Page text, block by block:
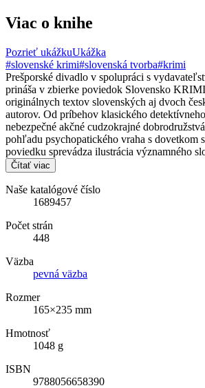
Viac o knihe
Pozrieť ukážkuUkážka
#slovenské krimi#slovenská tvorba#krimi
Prešporské divadlo v spolupráci s
prináša v zbierke poviedok Slovensko
originálnych textov slovenských aj dvoch
autorov. Od príbehov klasického
nebezpečné akčné cudzokrajné
pohľadu psychopatického vraha s dovetkom
poviedku sprevádza ilustrácia významného
Čítať viac
Naše katalógové číslo
1689457
Počet strán
448
Väzba
pevná väzba
Rozmer
165×235 mm
Hmotnosť
1048 g
ISBN
9788056658390